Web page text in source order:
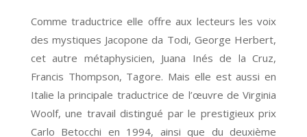
Comme traductrice elle offre aux lecteurs les voix
des mystiques Jacopone da Todi, George Herbert,
cet autre métaphysicien, Juana Inés de la Cruz,
Francis Thompson, Tagore. Mais elle est aussi en
Italie la principale traductrice de l’œuvre de Virginia
Woolf, une travail distingué par le prestigieux prix
Carlo Betocchi en 1994, ainsi que du deuxième